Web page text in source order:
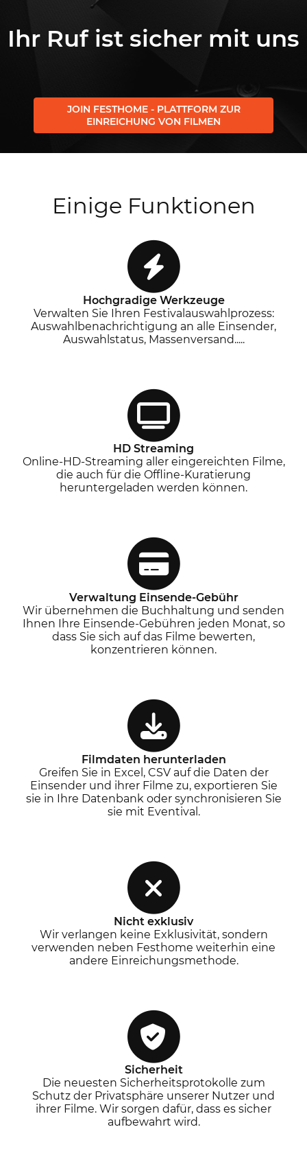
Ihr Ruf ist sicher mit uns
JOIN FESTHOME - PLATTFORM ZUR
EINREICHUNG VON FILMEN
Einige Funktionen
Hochgradige Werkzeuge
Verwalten Sie Ihren Festivalauswahlprozess:
Auswahlbenachrichtigung an alle Einsender,
Auswahlstatus, Massenversand.....
HD Streaming
Online-HD-Streaming aller eingereichten Filme,
die auch für die Offline-Kuratierung
heruntergeladen werden können.
Verwaltung Einsende-Gebühr
Wir übernehmen die Buchhaltung und senden
Ihnen Ihre Einsende-Gebühren jeden Monat, so
dass Sie sich auf das Filme bewerten,
konzentrieren können.
Filmdaten herunterladen
Greifen Sie in Excel, CSV auf die Daten der
Einsender und ihrer Filme zu, exportieren Sie
sie in Ihre Datenbank oder synchronisieren Sie
sie mit Eventival.
Nicht exklusiv
Wir verlangen keine Exklusivität, sondern
verwenden neben Festhome weiterhin eine
andere Einreichungsmethode.
Sicherheit
Die neuesten Sicherheitsprotokolle zum
Schutz der Privatsphäre unserer Nutzer und
ihrer Filme. Wir sorgen dafür, dass es sicher
aufbewahrt wird.